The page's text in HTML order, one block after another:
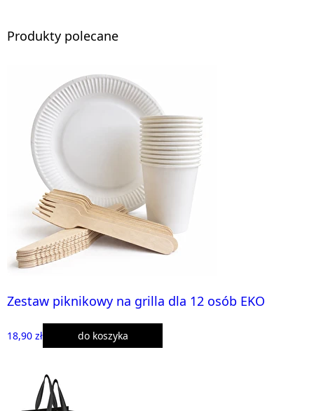
Produkty polecane
Zestaw piknikowy na grilla dla 12 osób EKO
18,90 zł do koszyka